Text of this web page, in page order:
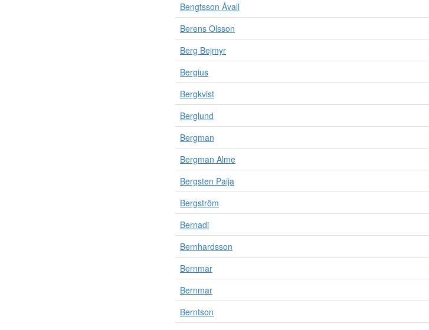
Bengtsson Åvall
Berens Olsson
Berg Bejmyr
Bergius
Bergkvist
Berglund
Bergman
Bergman Alme
Bergsten Paija
Bergström
Bernadi
Bernhardsson
Bernmar
Bernmar
Berntson